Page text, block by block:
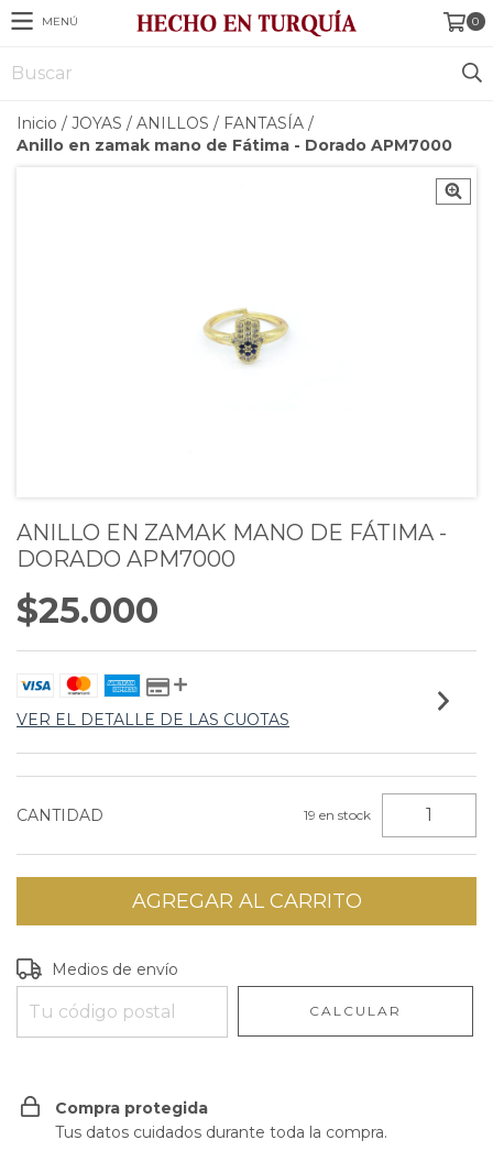
MENÚ 0
Inicio / JOYAS / ANILLOS / FANTASÍA /
Anillo en zamak mano de Fátima - Dorado APM7000
ANILLO EN ZAMAK MANO DE FÁTIMA -
DORADO APM7000
$25.000
VER EL DETALLE DE LAS CUOTAS
CANTIDAD 19 en stock
Entregas para el CP:
Medios de envío
CALCULAR
Compra protegida
Tus datos cuidados durante toda la compra.